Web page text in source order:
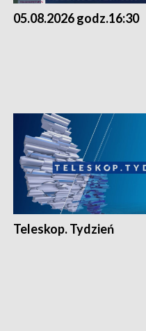
05.08.2026 godz.16:30
Teleskop. Tydzień